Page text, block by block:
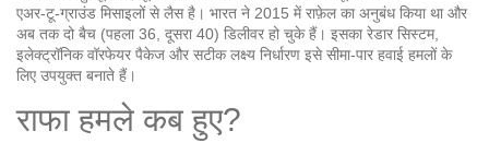
एअर‑टू‑ग्राउंड मिसाइलों से लैस है। भारत ने 2015 में राफ़ेल का अनुबंध किया था और
अब तक दो बैच (पहला 36, दूसरा 40) डिलीवर हो चुके हैं। इसका रेडार सिस्टम,
इलेक्ट्रॉनिक वॉरफेयर पैकेज और सटीक लक्ष्य निर्धारण इसे सीमा‑पार हवाई हमलों के
लिए उपयुक्त बनाते हैं।
राफा हमले कब हुए?